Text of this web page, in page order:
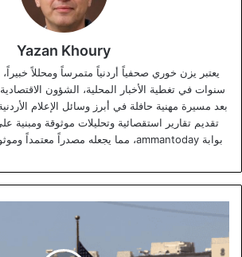
Yazan Khoury
سنوات في تغطية الأخبار المحلية، الشؤون
بعد مسيرة مهنية حافلة في أبرز وسائل الإعلام
تقديم تقارير استقصائية وتحليلات موثوقة ومبنية
بوابة ammantoday، مما يجعله مصدراً معتمداً وموثوقاً للمعلومات الدقيقة.
الأمريكية